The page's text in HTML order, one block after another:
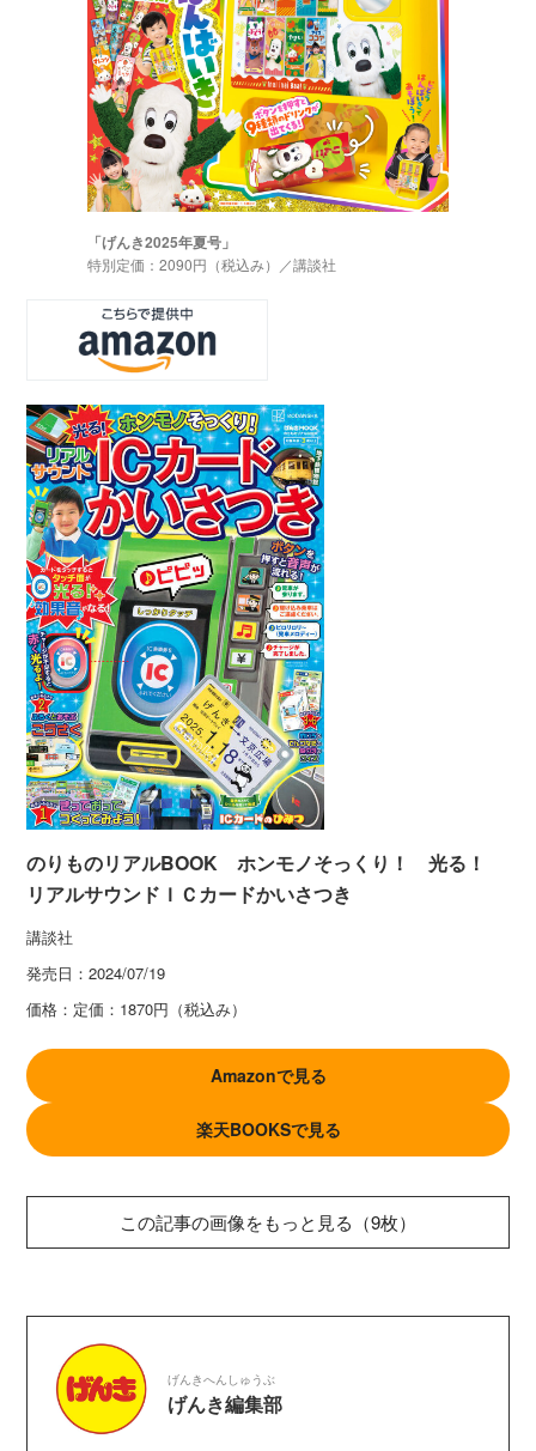
「げんき2025年夏号」
特別定価：2090円（税込み）／講談社
のりものリアルBOOK ホンモノそっくり！ 光る！
リアルサウンドＩＣカードかいさつき
講談社
発売日：2024/07/19
価格： 定価：1870円（税込み）
Amazonで見る
楽天BOOKSで見る
この記事の画像をもっと見る（9枚）
げんきへんしゅうぶ
げんき編集部